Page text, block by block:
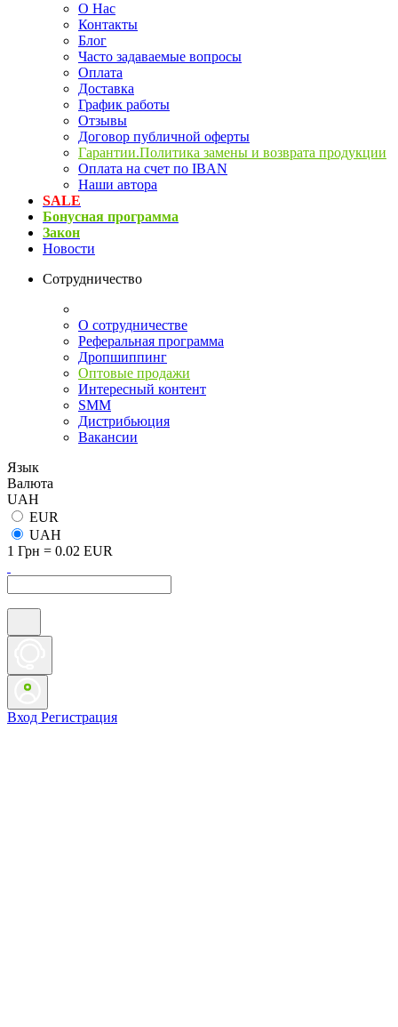
О Нас
Контакты
Блог
Часто задаваемые вопросы
Оплата
Доставка
График работы
Отзывы
Договор публичной оферты
Гарантии.Политика замены и возврата продукции
Оплата на счет по IBAN
Наши автора
SALE
Бонусная программа
Закон
Новости
Сотрудничество
О сотрудничестве
Реферальная программа
Дропшиппинг
Оптовые продажи
Интересный контент
SMM
Дистрибьюция
Вакансии
Язык
Валюта
UAH
EUR
UAH
1 Грн = 0.02 EUR
Вход Регистрация